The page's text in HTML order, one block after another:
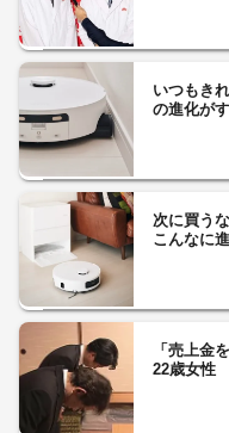
いつもき
の進化が
次に買う
こんなに
「売上金
22歳女性